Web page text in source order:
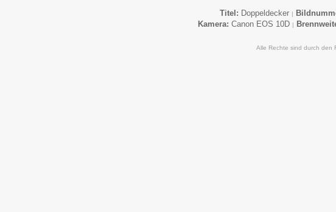
Titel: Doppeldecker |
Kamera: Canon EOS 10D |
Alle Rechte sind durch den